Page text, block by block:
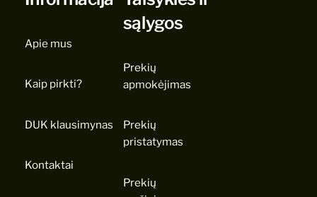
Apie mus
Kaip pirkti?
DUK klausimynas
Kontaktai
sąlygos
Prekių
apmokėjimas
Prekių
pristatymas
Prekių